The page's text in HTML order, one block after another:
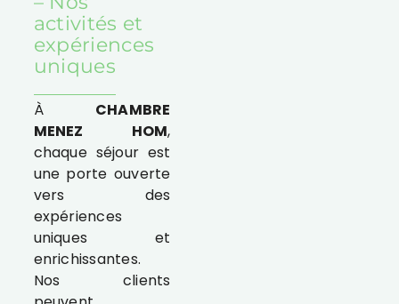
activités et
expériences
uniques
À CHAMBRE
MENEZ HOM,
chaque séjour est
une porte ouverte
vers des
expériences
uniques et
enrichissantes.
Nos clients